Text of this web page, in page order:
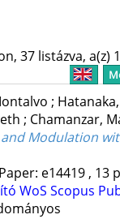
37 listázva, a(z)
;
; Chamanzar,
Modulation
Paper: e14419 , 13
WoS Scopus